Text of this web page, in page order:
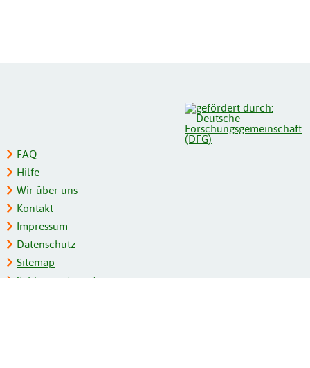
FAQ
Hilfe
Wir über uns
Kontakt
Impressum
Datenschutz
Sitemap
Schlagwortregister